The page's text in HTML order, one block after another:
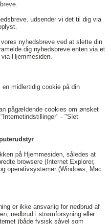
udsender vi det til dig via
nyhedsbreve ved at slette din
dig nyhedsbreve enten via et
Hjemmesiden.
en midlertidig cookie på din
pågældende cookies om ønsket
- "Slet
på Hjemmesiden, således at
browsere (Internet Explorer,
operativsystemer (Windows, Mac
er ikke ansvarlig for nedbrud af
nedbrud i strømforsyning eller
(både fysisk såvel som